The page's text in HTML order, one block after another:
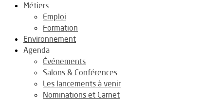
Métiers
Emploi
Formation
Environnement
Agenda
Événements
Salons & Conférences
Les lancements à venir
Nominations et Carnet